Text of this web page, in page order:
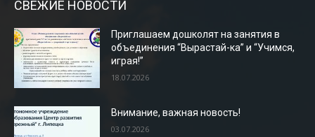
СВЕЖИЕ НОВОСТИ
Приглашаем дошколят на занятия в
объединения “Вырастай-ка” и “Учимся,
играя!”
18.07.2026
Внимание, важная новость!
03.07.2026